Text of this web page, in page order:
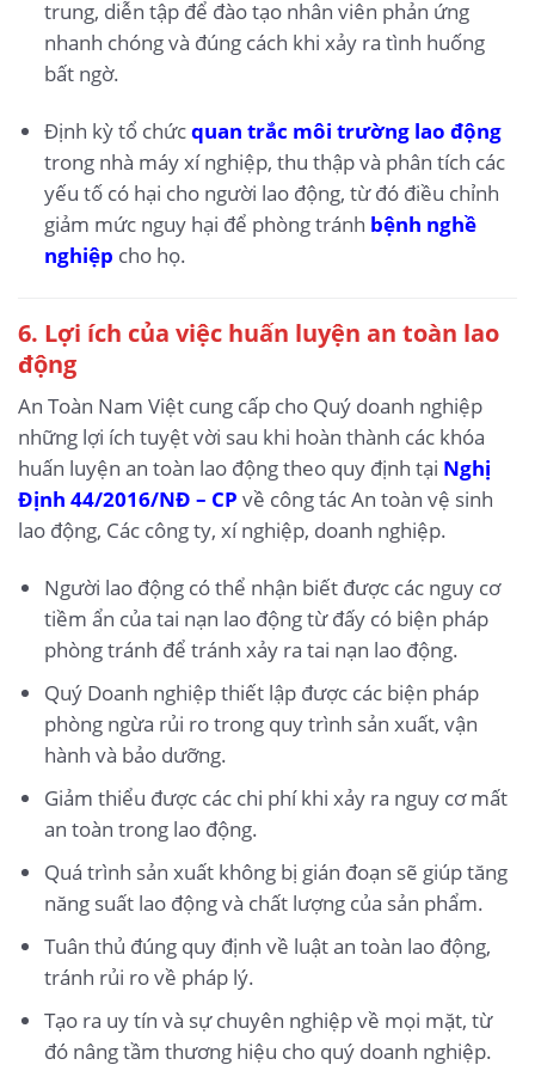
trung, diễn tập để đào tạo nhân viên phản ứng
nhanh chóng và đúng cách khi xảy ra tình huống
bất ngờ.
Định kỳ tổ chứcquan trắc môi trường lao động
trong nhà máy xí nghiệp, thu thập và phân tích các
yếu tố có hại cho người lao động, từ đó điều chỉnh
giảm mức nguy hại để phòng tránh bệnh nghề
nghiệp cho họ.
6. Lợi ích của việc huấn luyện an toàn lao
động
An Toàn Nam Việt cung cấp cho Quý doanh nghiệp
những lợi ích tuyệt vời sau khi hoàn thành các khóa
huấn luyện an toàn lao động theo quy định tại Nghị
Định 44/2016/NĐ – CP về công tác An toàn vệ sinh
lao động, Các công ty, xí nghiệp, doanh nghiệp.
Người lao động có thể nhận biết được các nguy cơ
tiềm ẩn của tai nạn lao động từ đấy có biện pháp
phòng tránh để tránh xảy ra tai nạn lao động.
Quý Doanh nghiệp thiết lập được các biện pháp
phòng ngừa rủi ro trong quy trình sản xuất, vận
hành và bảo dưỡng.
Giảm thiểu được các chi phí khi xảy ra nguy cơ mất
an toàn trong lao động.
Quá trình sản xuất không bị gián đoạn sẽ giúp tăng
năng suất lao động và chất lượng của sản phẩm.
Tuân thủ đúng quy định về luật an toàn lao động,
tránh rủi ro về pháp lý.
Tạo ra uy tín và sự chuyên nghiệp về mọi mặt, từ
đó nâng tầm thương hiệu cho quý doanh nghiệp.